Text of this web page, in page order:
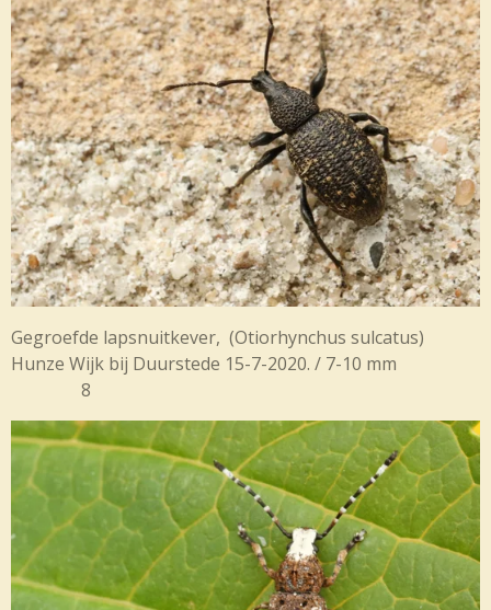
Gegroefde lapsnuitkever, (Otiorhynchus sulcatus)
Hunze Wijk bij Duurstede 15-7-2020. / 7-10 mm
8